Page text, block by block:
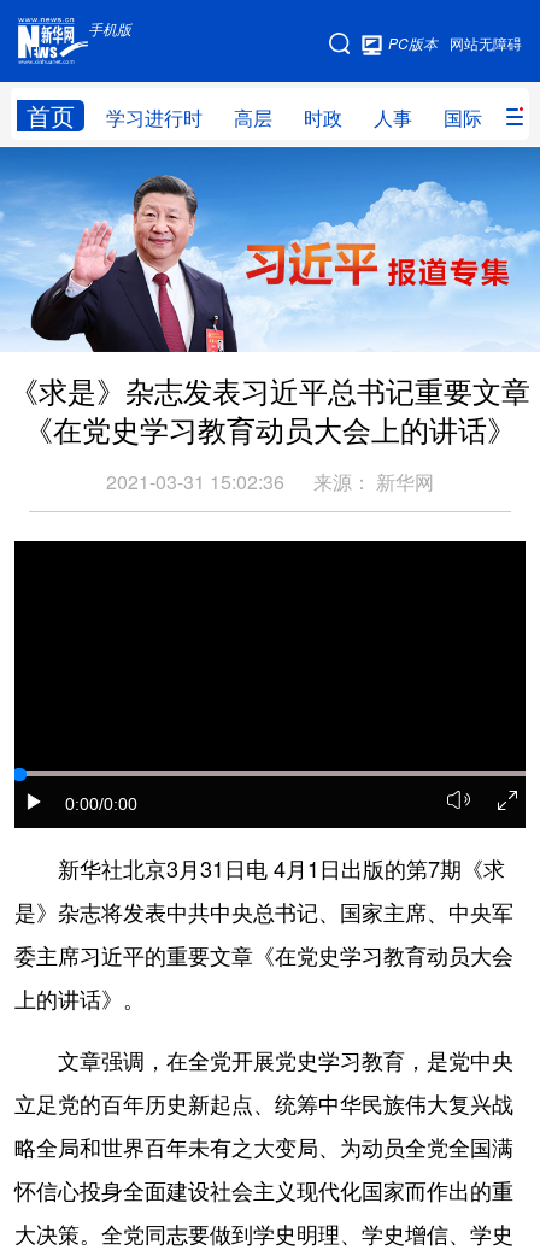
手机版
网站无障碍
PC版本
首页 学习进行时 高层 时政 人事 国际 财
手机版
网站地图
学习进行时 高层 人事
国际 财经 网评 港澳
台湾 思客智库 全球连线 教育
科技 科创 量子
文化 书画 健康 军事
访谈 视频 图片 政务
中央文件 金融
食品 人居 信息化 数字经济
地方频道
辽宁
广东 广西 海南 重庆
四川 贵州 云南 西藏
陕西 甘肃 青海 宁夏
《求是》杂志发表习近平总书记重要文章
《在党史学习教育动员大会上的讲话》
2021-03-31 15:02:36 来源： 新华网
0:00/0:00
新华社北京3月31日电 4月1日出版的第7期《求
是》杂志将发表中共中央总书记、国家主席、中央军
委主席习近平的重要文章《在党史学习教育动员大会
上的讲话》。
文章强调，在全党开展党史学习教育，是党中央
立足党的百年历史新起点、统筹中华民族伟大复兴战
略全局和世界百年未有之大变局、为动员全党全国满
怀信心投身全面建设社会主义现代化国家而作出的重
大决策。全党同志要做到学史明理、学史增信、学史